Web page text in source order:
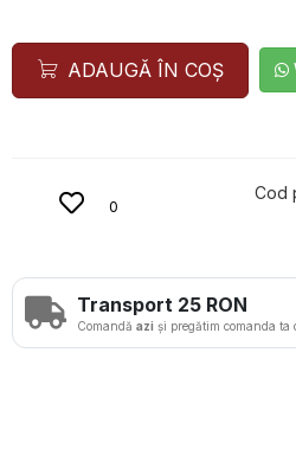
ADAUGĂ ÎN COȘ
0
Cod
Transport 25 RON
Comandă azi și pregătim comanda ta